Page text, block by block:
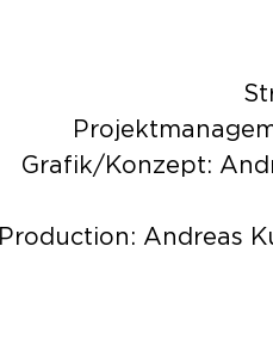
Grafik/Konzept:
Production: Andreas